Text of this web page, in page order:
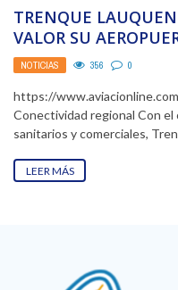
TRENQUE
VALOR SU
COMERCIALES
NOTICIAS 356 0
https://
Conectividad regional Con
sanitarios y comerciales,
LEER MÁS